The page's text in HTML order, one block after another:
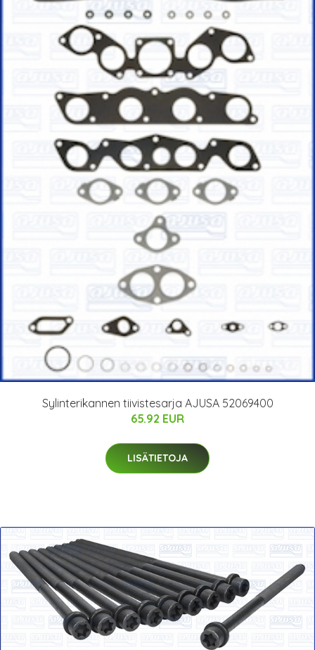
Sylinterikannen tiivistesarja AJUSA 52069400
65.92 EUR
LISÄTIETOJA